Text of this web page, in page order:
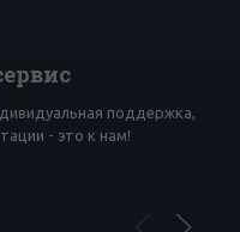
к товарам
товаров? Тебе помогут
по вейпингу!